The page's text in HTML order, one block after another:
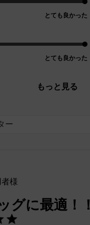
とても良かった
とても良かった
もっと見る
ー
様
グに最適！！